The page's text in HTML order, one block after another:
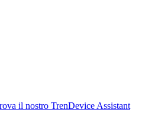
il nostro TrenDevice Assistant